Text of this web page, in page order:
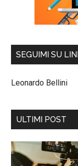
SEGUIMI SU
Leonardo Bellini
ULTIMI POST